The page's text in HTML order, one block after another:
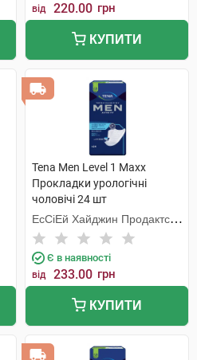
від 220.00 грн
КУПИТИ
Tena Men Level 1 Maxx
Прокладки урологічні
чоловічі 24 шт
ЕсСіЕй Хайджин Продактс
Хугезанд
Є в наявності
від 233.00 грн
КУПИТИ